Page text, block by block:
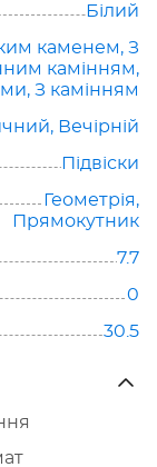
Білий
каменем, З
камінням,
, З камінням
, Вечірній
Підвіски
Геометрія,
Прямокутник
7.7
0
30.5